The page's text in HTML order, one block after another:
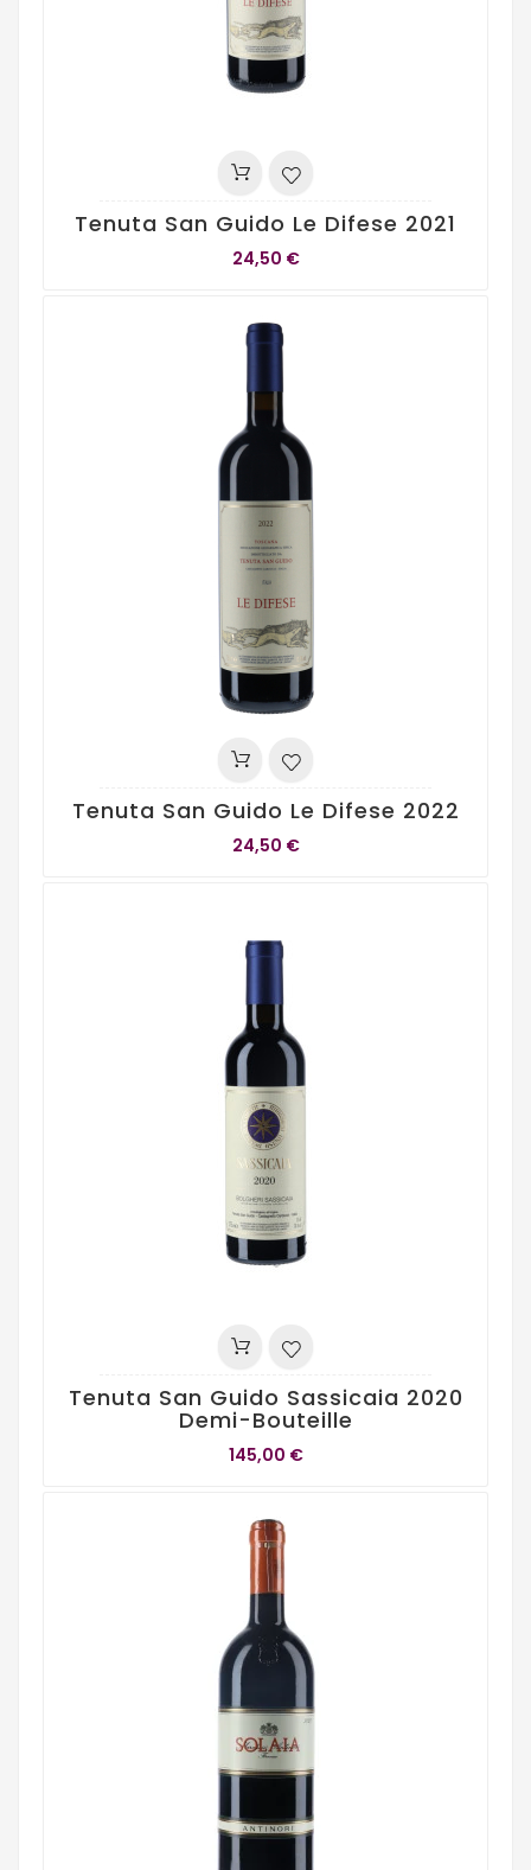
Tenuta San Guido Le Difese 2021
24,50 €
Tenuta San Guido Le Difese 2022
24,50 €
Tenuta San Guido Sassicaia 2020
Demi-Bouteille
145,00 €